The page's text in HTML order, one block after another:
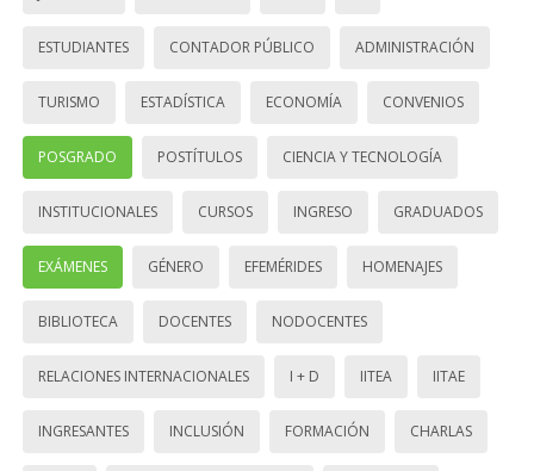
ESTUDIANTES CONTADOR PÚBLICO ADMINISTRACIÓN
TURISMO ESTADÍSTICA ECONOMÍA CONVENIOS
POSGRADO POSTÍTULOS CIENCIA Y TECNOLOGÍA
INSTITUCIONALES CURSOS INGRESO GRADUADOS
EXÁMENES GÉNERO EFEMÉRIDES HOMENAJES
BIBLIOTECA DOCENTES NODOCENTES
RELACIONES INTERNACIONALES I + D IITEA IITAE
INGRESANTES INCLUSIÓN FORMACIÓN CHARLAS